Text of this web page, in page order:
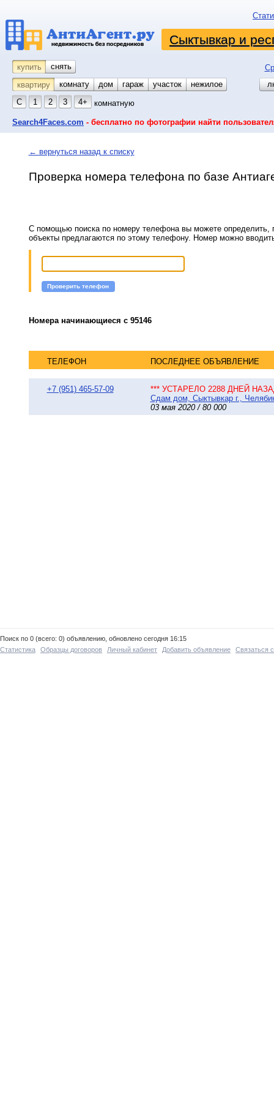
Сыктывкар и
купить снять
квартиру
комнату койко-место
дом гараж участок
нежилое
С
1 2 3 4+ комнатную
Search4Faces.com - бесплатно по фотографии найти
← вернуться назад к списку
Проверка номера телефона по базе
С помощью поиска по номеру телефона вы можете определить,
объекты предлагаются по этому телефону. Номер можно
Проверить телефон
Номера начинающиеся с 95146
ТЕЛЕФОН ПОСЛЕДНЕЕ ОБЪЯВЛЕНИЕ
+7 (951) 465-57-09
*** УСТАРЕЛО 2288 ДНЕЙ
Сдам дом, Сыктывкар г.,
03 мая 2020 / 80 000
Поиск по 0 (всего: 0) объявлению, обновлено сегодня 16:15
Статистика
Образцы договоров Личный кабинет Добавить объявление Связаться